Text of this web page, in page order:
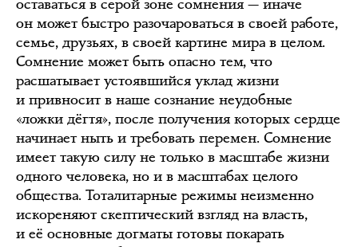
оставаться в серой зоне сомнения — иначе
он может быстро разочароваться в своей работе,
семье, друзьях, в своей картине мира в целом.
Сомнение может быть опасно тем, что
расшатывает устоявшийся уклад жизни
и привносит в наше сознание неудобные
«ложки дёгтя», после получения которых сердце
начинает ныть и требовать перемен. Сомнение
имеет такую силу не только в масштабе жизни
одного человека, но и в масштабах целого
общества. Тоталитарные режимы неизменно
искореняют скептический взгляд на власть,
и её основные догматы готовы покарать